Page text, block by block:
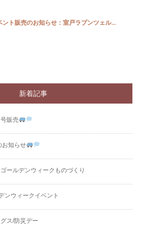
ント販売のお知らせ：室戸ラプンツェル...
新着記事
販売
お知らせ
ールデンウィークものづくり
ンウィークイベント
ス/防災デー